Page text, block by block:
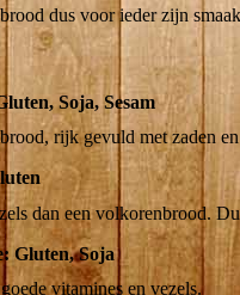
dus voor ieder zijn
Soja, Sesam
rijk gevuld met zaden
dan een volkorenbrood.
Gluten, Soja
vitamines en vezels.